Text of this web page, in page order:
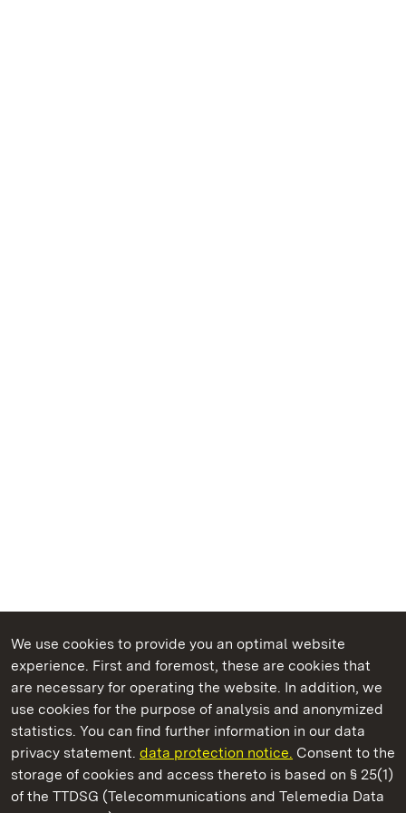
We use cookies to provide you an optimal website
experience. First and foremost, these are cookies that
are necessary for operating the website. In addition, we
use cookies for the purpose of analysis and anonymized
statistics. You can find further information in our data
privacy statement. data protection notice. Consent to the
storage of cookies and access thereto is based on § 25(1)
of the TTDSG (Telecommunications and Telemedia Data
State Palaces and Gardens of Baden-Wuerttemberg